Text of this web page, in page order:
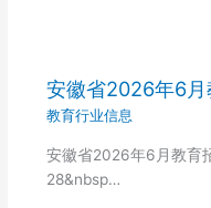
安徽省2026年6
教育行业信息
安徽省2026年6月教育
28&nbsp…